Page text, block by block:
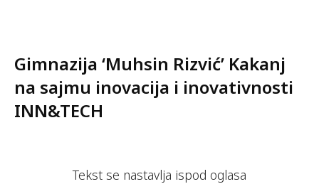
Gimnazija ‘Muhsin Rizvić’ Kakanj
na sajmu inovacija i inovativnosti
INN&TECH
Tekst se nastavlja ispod oglasa